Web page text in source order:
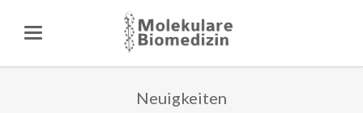
Neuigkeiten